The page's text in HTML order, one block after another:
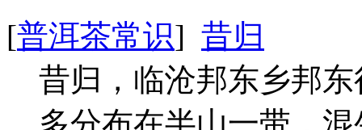
[普洱茶常识] 昔归
昔归，临沧邦东乡邦